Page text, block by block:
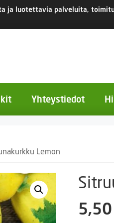
ja luotettavia palveluita,
kukat
Yhteystiedot
Lemon
5,50